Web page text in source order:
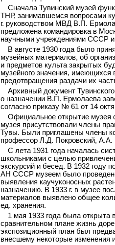
Сначала Тувинский музей
ТНР, занимавшемся вопросами
г. руководством МВД В.П.
предложена командировка в
научными учреждениями СССР и
В августе 1930 года было
музейных материалов, об
и предметов культа закрытых
музейного значения,
предотвращения раздачи их
Архивный документ
о назначении В.П. Ермолаева
согласно приказу № 61 от 14
Официальное открытие музея
музея присутствовали члены
Тувы. Были приглашены члены
профессор Л.Д. Покровский, А.А.
С лета 1931 года началась
школьниками с целью
экскурсий и бесед. В 1932 году
АН СССР музеем было
выявления каучуконосных
назначению. В 1933 г. в музее
материалов выявлено общее
ед. хранения.
1 мая 1933 года была открыта
сравнительном плане жизнь
экспозиционный план был
внесшему некоторые изменения